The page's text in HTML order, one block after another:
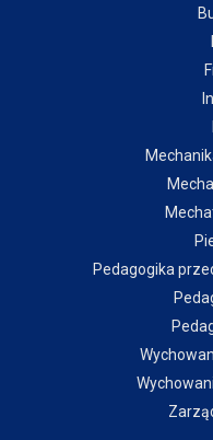
Pedagogika